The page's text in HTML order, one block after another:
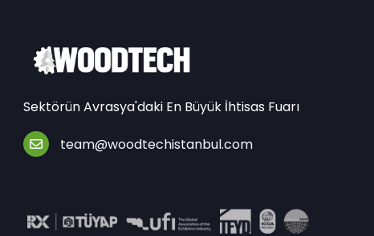
Sektörün Avrasya'daki En Büyük İhtisas Fuarı
team@woodtechistanbul.com